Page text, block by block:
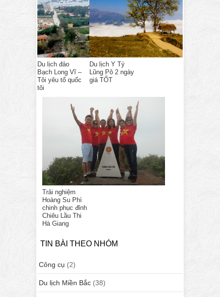
Du lịch đảo
Bạch Long Vĩ –
Tôi yêu tổ quốc
tôi
Du lịch Y Tý
Lũng Pô 2 ngày
giá TỐT
Trải nghiệm
Hoàng Su Phì
chinh phục đỉnh
Chiêu Lầu Thi
Hà Giang
TIN BÀI THEO NHÓM
Công cụ (2)
Du lịch Miền Bắc (38)